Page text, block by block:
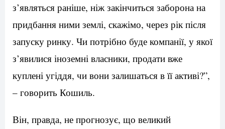
з’являться раніше, ніж закінчиться заборона на
придбання ними землі, скажімо, через рік після
запуску ринку. Чи потрібно буде компанії, у якої
з’явилися іноземні власники, продати вже
куплені угіддя, чи вони залишаться в її активі?”,
– говорить Кошиль.
Він, правда, не прогнозує, що великий